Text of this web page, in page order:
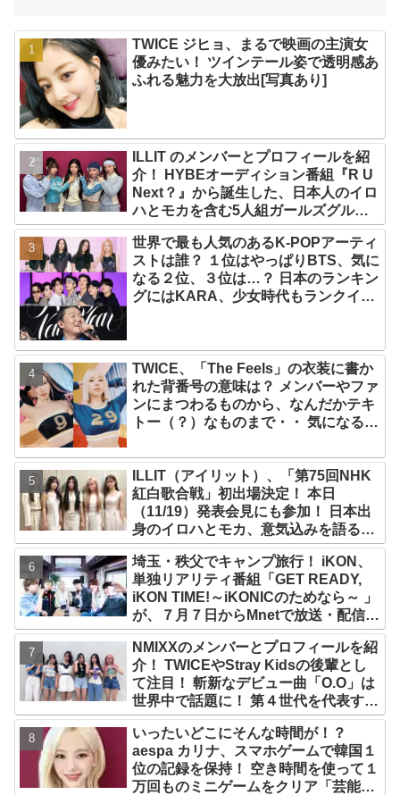
TWICE ジヒョ、まるで映画の主演女
優みたい！ ツインテール姿で透明感あ
ふれる魅力を大放出[写真あり]
ILLIT のメンバーとプロフィールを紹
介！ HYBEオーディション番組『R U
Next？』から誕生した、日本人のイロ
ハとモカを含む5人組ガールズグルー
プ！ デビュー曲「Magnetic」がいき
なりの大ヒット
世界で最も人気のあるK-POPアーティ
ストは誰？ １位はやっぱりBTS、気に
なる２位、３位は…？ 日本のランキン
グにはKARA、少女時代もランクイ
TWICE、「The Feels」の衣装に書か
れた背番号の意味は？ メンバーやファ
ンにまつわるものから、なんだかテキ
トー（？）なものまで・・ 気になるそ
ILLIT（アイリット）、「第75回NHK
紅白歌合戦」初出場決定！ 本日
（11/19）発表会見にも参加！ 日本出
身のイロハとモカ、意気込みを語る
「ずっと夢見てたステージ…嬉しくて
光栄」
埼玉・秩父でキャンプ旅行！ iKON、
単独リアリティ番組「GET READY,
iKON TIME!～iKONICのためなら～ 」
が、７月７日からMnetで放送・配信ス
タート
NMIXXのメンバーとプロフィールを紹
介！ TWICEやStray Kidsの後輩とし
て注目！ 斬新なデビュー曲「O.O」は
世界中で話題に！ 第４世代を代表する
美女ソリュンをはじめ、全員ビジュア
ルメンバーといわれるその魅力をチェ
ック
いったいどこにそんな時間が！？
aespa カリナ、スマホゲームで韓国１
位の記録を保持！ 空き時間を使って１
万回ものミニゲームをクリア「芸能人